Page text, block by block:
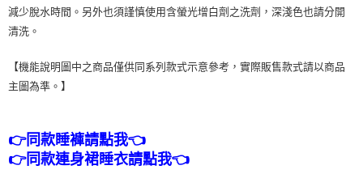
減少脫水時間。另外也須謹慎使用含螢光增白劑之洗劑，深淺色也請分開
清洗。
【機能說明圖中之商品僅供同系列款式示意參考，實際販售款式請以商品
主圖為準。】
👉同款睡褲請點我👈
👉同款連身裙睡衣請點我👈